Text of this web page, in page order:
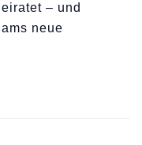
– und
neue